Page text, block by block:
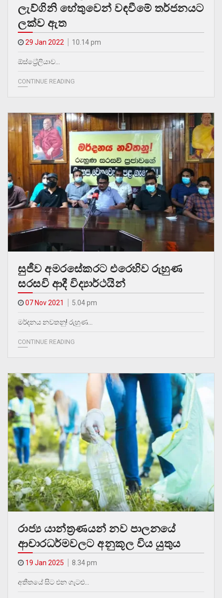
ලැව්ගිනි හේතුවෙන් වඳවීමේ තර්ජනයට
ලක්ව ඇත
29 Jan 2022 10.14 pm
ඕස්ට්‍රේලියාව…
CONTINUE READING
සුජීව අමරසේකරට එරෙහිව රුහුණ
සරසවි ආදී විද්‍යාර්ථයින්
07 Nov 2021 5.04 pm
මර්දනය නවතනු! රුහුණ…
CONTINUE READING
රාජ්‍ය යාන්ත්‍රණයන් නව පාලනයේ
ආචාරධර්මවලට අනුකූල විය යුතුය
19 Jan 2025 8.34 pm
අතීතයේ සිට එන ගැටළු…